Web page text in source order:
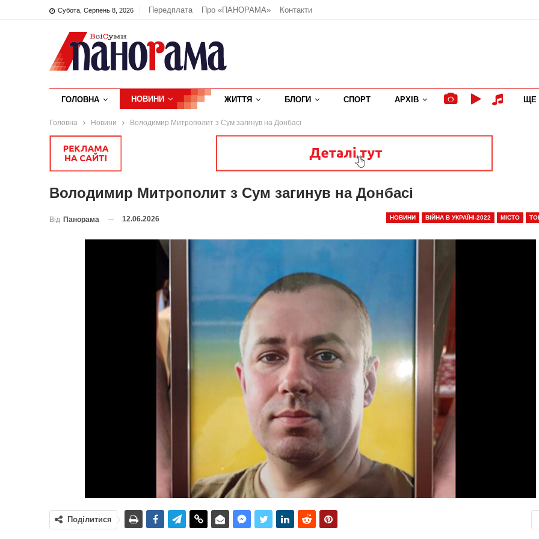
Субота, Серпень 8, 2026 Передплата Про «ПАНОРАМА» Контакти
ГОЛОВНА НОВИНИ ЖИТТЯ БЛОГИ СПОРТ АРХІВ ЩЕ
Головна Новини Володимир Митрополит з Сум загинув на Донбасі
Володимир Митрополит з Сум загинув на Донбасі
НОВИНИ ВІЙНА В УКРАЇНІ-2022 МІСТО
Від Панорама 12.06.2026
Поділитися